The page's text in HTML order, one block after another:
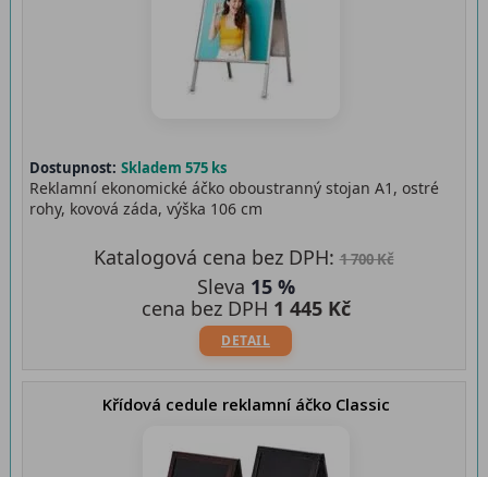
Dostupnost: Skladem 575 ks
Reklamní ekonomické áčko oboustranný stojan A1, ostré
rohy, kovová záda, výška 106 cm
DETAIL
Katalogová cena bez DPH:1 700 Kč
Sleva 15 %
cena bez DPH 1 445 Kč
Křídová cedule reklamní áčko Classic